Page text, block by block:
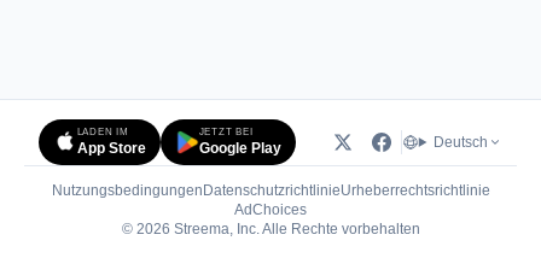
LADEN IM
App Store
JETZT BEI
Google Play Deutsch
Nutzungsbedingungen DatenschutzrichtlinieUrheberrechtsrichtlinie
AdChoices(öffnet in neuem Tab)
© 2026 Streema, Inc. Alle Rechte vorbehalten